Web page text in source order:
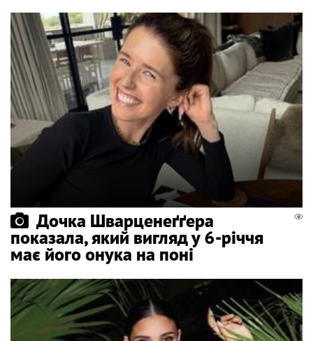
Дочка Шварценеґґера
показала, який вигляд у 6-річчя
має його онука на поні